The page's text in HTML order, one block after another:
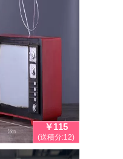
￥115
(送積分:12)